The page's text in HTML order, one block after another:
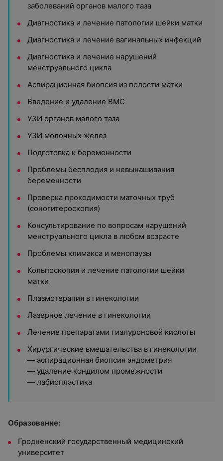
заболеваний органов малого таза
Диагностика и лечение патологии шейки матки
Диагностика и лечение вагинальных инфекций
Диагностика и лечение нарушений
менструального цикла
Аспирационная биопсия из полости матки
Введение и удаление ВМС
УЗИ органов малого таза
УЗИ молочных желез
Подготовка к беременности
Проблемы бесплодия и невынашивания
беременности
Проверка проходимости маточных труб
(соногитероскопия)
Консультирование по вопросам нарушений
менструального цикла в любом возрасте
Проблемы климакса и менопаузы
Кольпоскопия и лечение патологии шейки
матки
Плазмотерапия в гинекологии
Лазерное лечение в гинекологии
Лечение препаратами гиалуроновой кислоты
Хирургические вмешательства в гинекологии
— аспирационная биопсия эндометрия
— удаление кондилом промежности
— лабиопластика
Образование:
Гродненский государственный медицинский
университет